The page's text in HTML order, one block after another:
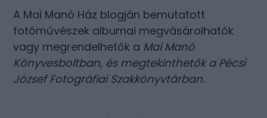
A Mai Manó Ház blogján bemutatott
fotóművészek albumai megvásárolhatók
vagy megrendelhetők a Mai Manó
Könyvesboltban, és megtekinthetők a Pécsi
József Fotográfiai Szakkönyvtárban.